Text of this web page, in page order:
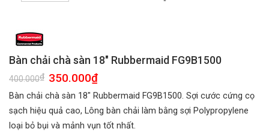
Bàn chải chà sàn 18″ Rubbermaid FG9B1500
400.000₫ Giá
gốc
là:
400.000₫.
350.000₫Giá
tại
là:
350.000₫.
Bàn chải chà sàn 18″ Rubbermaid FG9B1500. Sợi cước cứng cọ
sạch hiệu quả cao, Lông bàn chải làm bằng sợi Polypropylene
loại bỏ bụi và mảnh vụn tốt nhất.